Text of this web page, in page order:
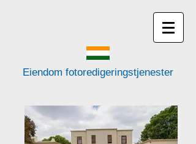
Eiendom fotoredigeringstjenester